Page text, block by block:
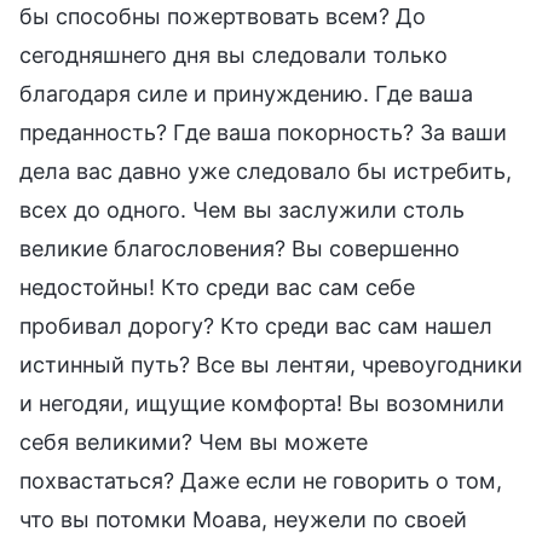
бы способны пожертвовать всем? До
сегодняшнего дня вы следовали только
благодаря силе и принуждению. Где ваша
преданность? Где ваша покорность? За ваши
дела вас давно уже следовало бы истребить,
всех до одного. Чем вы заслужили столь
великие благословения? Вы совершенно
недостойны! Кто среди вас сам себе
пробивал дорогу? Кто среди вас сам нашел
истинный путь? Все вы лентяи, чревоугодники
и негодяи, ищущие комфорта! Вы возомнили
себя великими? Чем вы можете
похвастаться? Даже если не говорить о том,
что вы потомки Моава, неужели по своей